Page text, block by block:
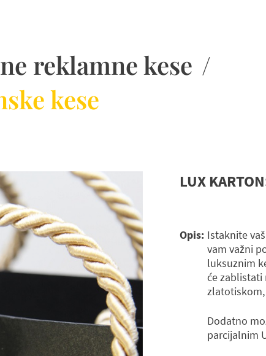
reklamne kese /
kese
LUX
Opis: Istaknite
vam važni
luksuznim
će
Dodatno
parcijalnim